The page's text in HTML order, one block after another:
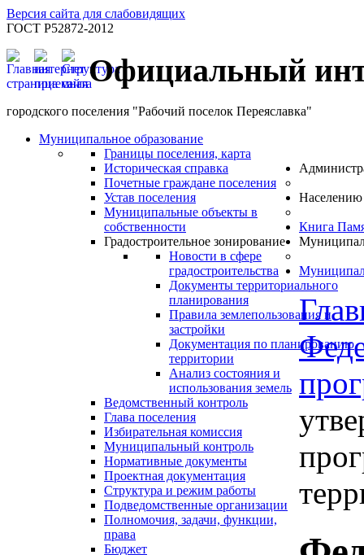
Версия сайта для слабовидящих
ГОСТ Р52872-2012
Официальный
городского поселения "Рабочий поселок Переяславка"
Муниципальное образование
Границы поселения, карта
Историческая справка
Почетные граждане поселения
Устав поселения
Муниципальные объекты в
собственности
Градостроительное зонирование
Новости в сфере
градостроительства
Документы территориального
планирования
Правила землепользования и
застройки
Документация по планированию
территории
Анализ состояния и
использования земель
Ведомственный контроль
Глава поселения
Избирательная комиссия
Муниципальный контроль
Нормативные документы
Проектная документация
Структура и режим работы
Подведомственные организации
Полномочия, задачи, функции,
права
Бюджет
Населению
Книга